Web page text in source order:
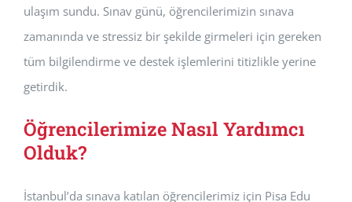
ulaşım sundu. Sınav günü, öğrencilerimizin sınava
zamanında ve stressiz bir şekilde girmeleri için gereken
tüm bilgilendirme ve destek işlemlerini titizlikle yerine
getirdik.
Öğrencilerimize Nasıl Yardımcı
Olduk?
İstanbul’da sınava katılan öğrencilerimiz için Pisa Edu